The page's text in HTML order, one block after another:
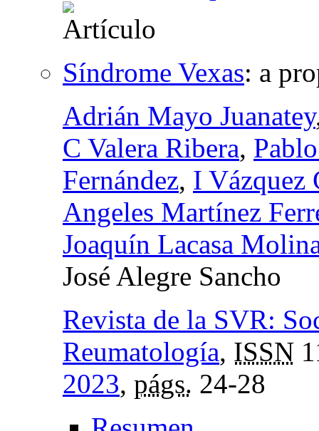
Síndrome Vexas: a
Adrián Mayo Juanatey
C Valera Ribera,
Fernández, I Vázquez
Angeles Martínez
Joaquín Lacasa
José Alegre Sancho
Revista de la SVR:
Reumatología, ISSN
2023, págs. 24-28